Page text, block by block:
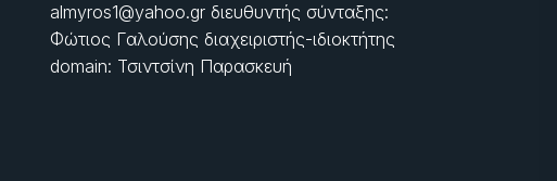
almyros1@yahoo.gr διευθυντής σύνταξης:
Φώτιος Γαλούσης διαχειριστής-ιδιοκτήτης
domain: Τσιντσίνη Παρασκευή